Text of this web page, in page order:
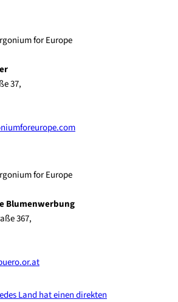
for Europe
37,
for Europe
Blumenwerbung
367,
Land hat einen direkten